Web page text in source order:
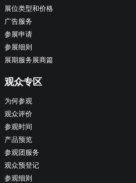
展位类型和价格
广告服务
参展申请
参展细则
展期服务展商篇
观众专区
为何参观
观众评价
参观时间
产品预览
参观团服务
观众预登记
参观细则